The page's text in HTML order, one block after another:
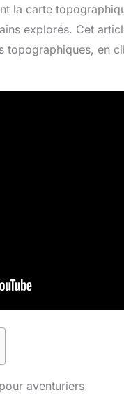
la carte
explorés. Cet
topographiques, en
aventuriers